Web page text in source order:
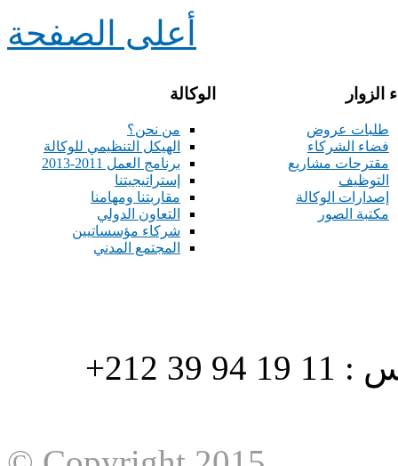
أعلى الصفحة
الوكالة
من نحن؟
الهيكل التنظيمي للوكالة
برنامج العمل 2011-2013
إستراتيجيتنا
مقاربتنا ومهامنا
التعاون الدولي
شركاء مؤسساتيين
المجتمع المدني
الزوار
طلبات عروض
فضاء الشركاء
مقترحات مشاريع
التوظيف
إصدارات الوكالة
مكتبة الصور
هاتف : 90/88 32 94 39 212+ فاكس : 11 19 94 39 212+